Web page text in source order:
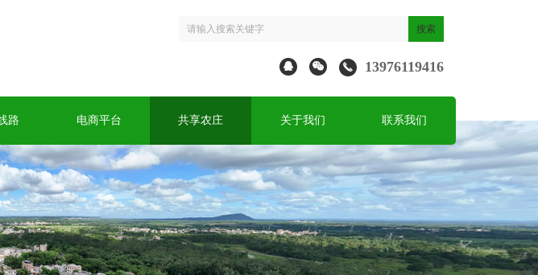
13976119416
路 电商平台 共享农庄 关于我们 联系我们